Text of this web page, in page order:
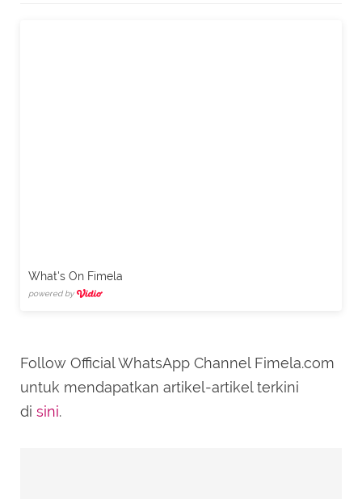
What's On Fimela
powered by
Follow Official WhatsApp Channel Fimela.com
untuk mendapatkan artikel-artikel terkini
di sini.